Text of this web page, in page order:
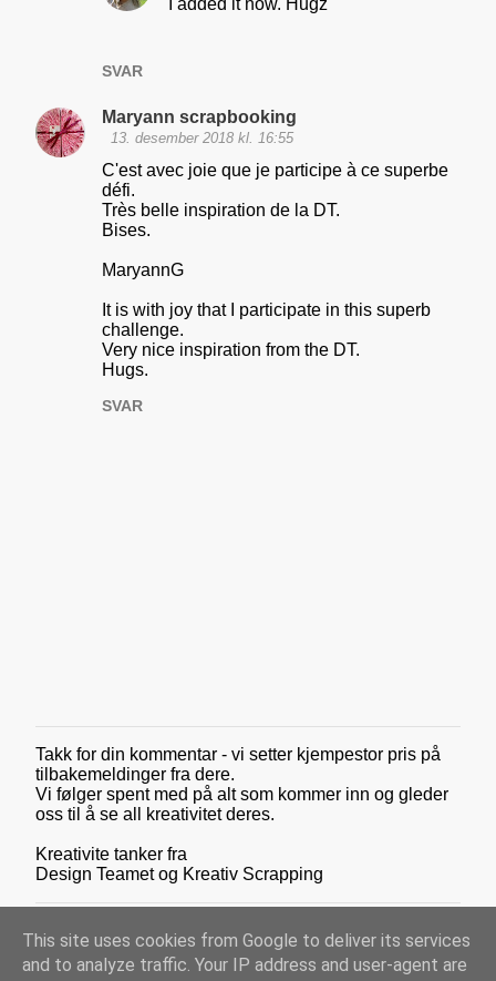
e
SVAR
I added it now. Hugz
Maryann scrapbooking
13. desember 2018 kl. 16:55
C'est avec joie que je participe à ce superbe
défi.
Très belle inspiration de la DT.
Bises.
MaryannG
It is with joy that I participate in this superb
challenge.
Very nice inspiration from the DT.
Hugs.
SVAR
L
e
g
g
n
n
k
o
Takk for din kommentar - vi setter kjempestor pris på
tilbakemeldinger fra dere.
Vi følger spent med på alt som kommer inn og gleder
oss til å se all kreativitet deres.
Kreativite tanker fra
Design Teamet og Kreativ Scrapping
This site uses cookies from Google to deliver its services
and to analyze traffic. Your IP address and user-agent are